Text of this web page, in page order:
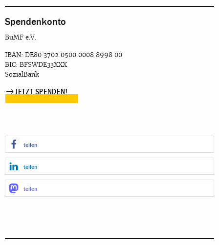
Spendenkonto
BuMF e.V.
IBAN: DE80 3702 0500 0008 8998 00
BIC: BFSWDE33XXX
SozialBank
JETZT SPENDEN!
teilen
teilen
teilen